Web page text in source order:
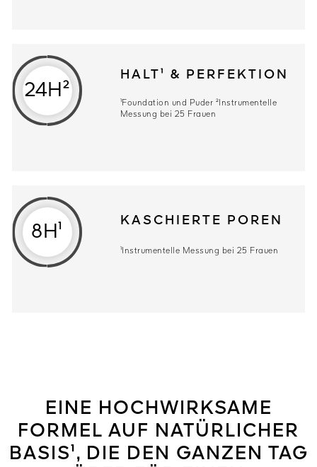
24H²
HALT¹ & PERFEKTION
¹Foundation und Puder ²Instrumentelle
Messung bei 25 Frauen
8H¹
KASCHIERTE POREN
¹Instrumentelle Messung bei 25 Frauen
EINE HOCHWIRKSAME
FORMEL AUF NATÜRLICHER
BASIS¹, DIE DEN GANZEN TAG